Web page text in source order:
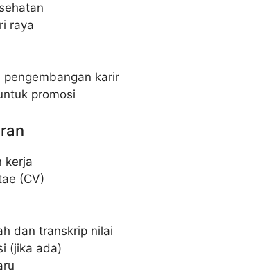
raya
pengembangan karir
promosi
kerja
(CV)
dan transkrip nilai
(jika ada)